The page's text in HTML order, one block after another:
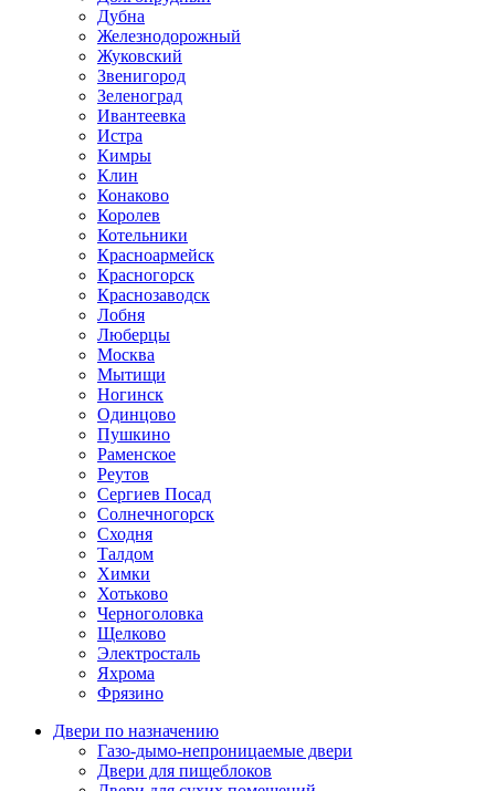
Дубна
Железнодорожный
Жуковский
Звенигород
Зеленоград
Ивантеевка
Истра
Кимры
Клин
Конаково
Королев
Котельники
Красноармейск
Красногорск
Краснозаводск
Лобня
Люберцы
Москва
Мытищи
Ногинск
Одинцово
Пушкино
Раменское
Реутов
Сергиев Посад
Солнечногорск
Сходня
Талдом
Химки
Хотьково
Черноголовка
Щелково
Электросталь
Яхрома
Фрязино
Двери по назначению
Газо-дымо-непроницаемые двери
Двери для пищеблоков